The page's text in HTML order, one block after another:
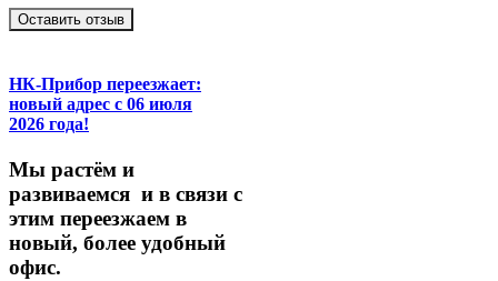
Оставить отзыв
НК-Прибор переезжает:
новый адрес с 06 июля
2026 года!
Мы растём и
развиваемся и в связи с
этим переезжаем в
новый, более удобный
офис.